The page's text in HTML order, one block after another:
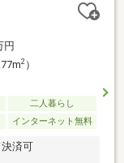
円
2）
二人暮らし
インターネット無料
済可